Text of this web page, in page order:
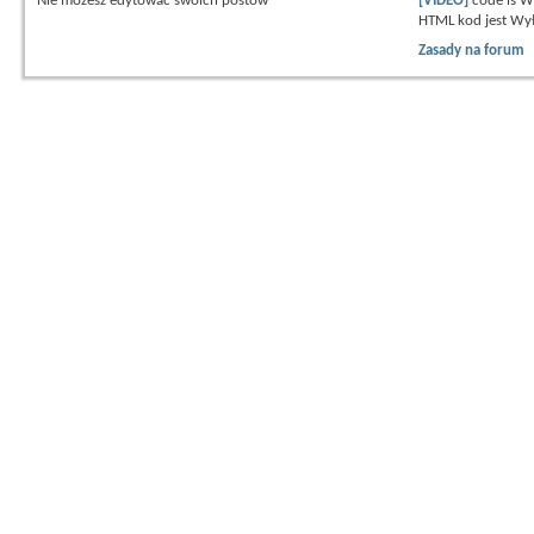
HTML kod jest
Zasady na forum